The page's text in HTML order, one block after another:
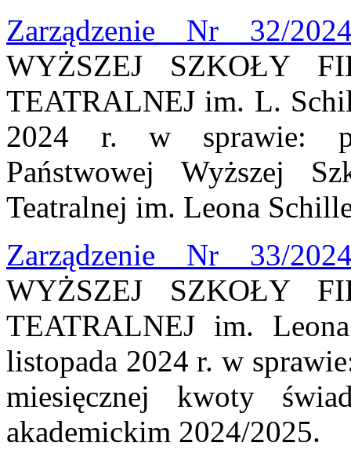
Zarządzenie Nr 32/
WYŻSZEJ SZKOŁY
TEATRALNEJ im. L.
2024 r. w sprawie:
Państwowej Wyższej
Teatralnej im. Leona
Zarządzenie Nr 33/
WYŻSZEJ SZKOŁY
TEATRALNEJ im.
listopada 2024 r. w
miesięcznej kwoty
akademickim 2024/2025.